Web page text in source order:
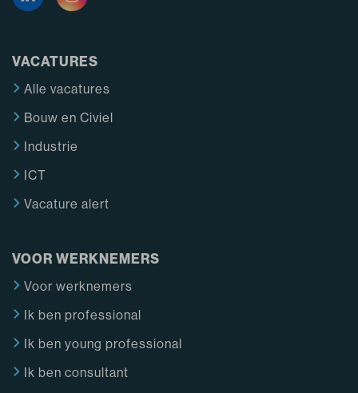
VACATURES
Alle vacatures
Bouw en Civiel
Industrie
ICT
Vacature alert
VOOR WERKNEMERS
Voor werknemers
Ik ben professional
Ik ben young professional
Ik ben consultant